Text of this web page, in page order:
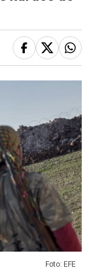
Foto: EFE